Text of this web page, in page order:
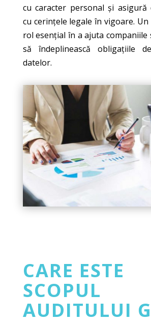
cu caracter personal și asigură
cu cerințele legale în vigoare.
rol esențial în a ajuta companiile
să îndeplinească obligațiile
datelor.
CARE ESTE
SCOPUL
AUDITULUI